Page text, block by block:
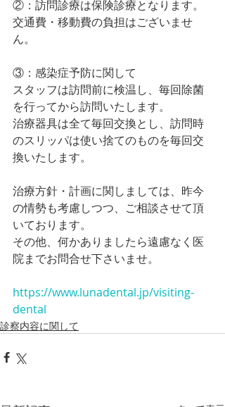
②：訪問診療は保険診療となります。
交通費・移動費の負担はございませ
ん。
③：感染症予防に関して
スタッフは訪問前に検温し、毎回除菌
を行ってから訪問いたします。
治療器具は全て毎回交換とし、訪問時
のスリッパは使い捨てのものを毎回交
換いたします。
治療方針・計画に関しましては、昨今
の情勢も考慮しつつ、ご相談させて頂
いております。
その他、何かありましたら遠慮なく医
院までお問合せ下さいませ。
https://www.lunadental.jp/visiting-
dental
診察内容に関して